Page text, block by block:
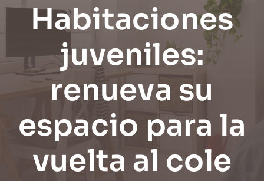
Habitaciones
juveniles:
renueva su
espacio para la
vuelta al cole